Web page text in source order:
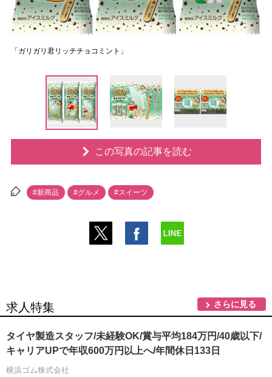
「ガリガリ君リッチチョコミント」
この写真の記事を読む
#新商品 #グルメ #スイーツ
求人特集 さらに見る
タイヤ製造スタッフ/未経験OK/賞与平均184万円/40歳以下/
キャリアUPで年収600万円以上へ/年間休日133日
横浜ゴム株式会社